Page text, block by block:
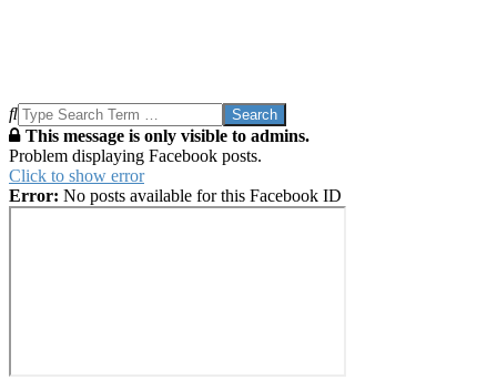
Search
This message is only visible to admins.
Problem displaying Facebook posts.
Click to show error
Error: No posts available for this Facebook ID